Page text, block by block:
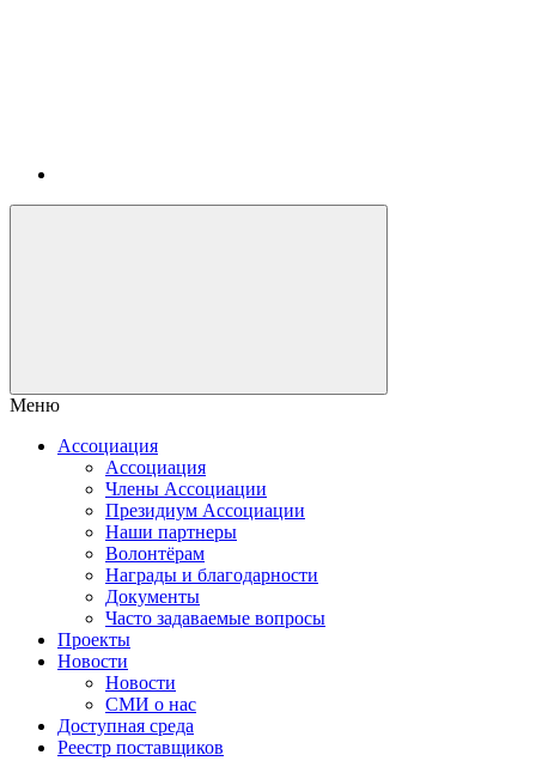
Меню
Ассоциация
Ассоциация
Члены Ассоциации
Президиум Ассоциации
Наши партнеры
Волонтёрам
Награды и благодарности
Документы
Часто задаваемые вопросы
Проекты
Новости
Новости
СМИ о нас
Доступная среда
Реестр поставщиков